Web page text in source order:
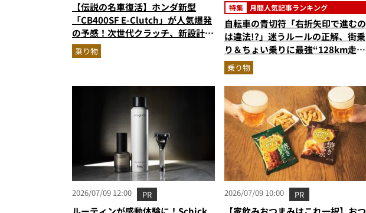
【伝説の名車復活】ホンダ新型
「CB400SF E-Clutch」が人気爆発
の予感！次世代クラッチ、新設計の
直列4気筒エンジン搭載
乗り物
特集 月間人気記事ランキング
自転車の青切符「右折矢印で進むの
は違法!?」迷うルールの正解、街乗
り＆ちょい乗りに最強“128km走れ
る”ヤマハミニベロ…ほか【自転車
の人気記事ランキングベスト3】
（2026年5月版）
乗り物
2026/07/09 12:00 PR 2026/07/09 10:00 PR